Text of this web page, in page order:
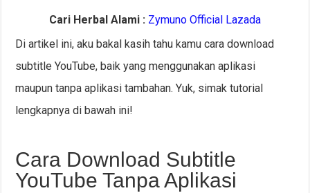
Cari Herbal Alami : Zymuno Official Lazada
Di artikel ini, aku bakal kasih tahu kamu cara download
subtitle YouTube, baik yang menggunakan aplikasi
maupun tanpa aplikasi tambahan. Yuk, simak tutorial
lengkapnya di bawah ini!
Cara Download Subtitle
YouTube Tanpa Aplikasi